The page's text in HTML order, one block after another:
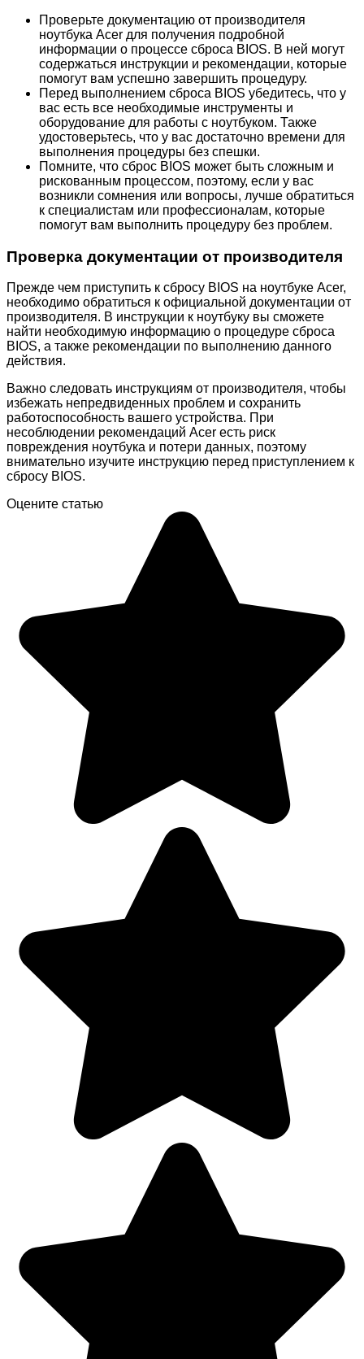
Проверьте документацию от производителя
ноутбука Acer для получения подробной
информации о процессе сброса BIOS. В ней могут
содержаться инструкции и рекомендации, которые
помогут вам успешно завершить процедуру.
Перед выполнением сброса BIOS убедитесь, что у
вас есть все необходимые инструменты и
оборудование для работы с ноутбуком. Также
удостоверьтесь, что у вас достаточно времени для
выполнения процедуры без спешки.
Помните, что сброс BIOS может быть сложным и
рискованным процессом, поэтому, если у вас
возникли сомнения или вопросы, лучше обратиться
к специалистам или профессионалам, которые
помогут вам выполнить процедуру без проблем.
Проверка документации от производителя
Прежде чем приступить к сбросу BIOS на ноутбуке Acer,
необходимо обратиться к официальной документации от
производителя. В инструкции к ноутбуку вы сможете
найти необходимую информацию о процедуре сброса
BIOS, а также рекомендации по выполнению данного
действия.
Важно следовать инструкциям от производителя, чтобы
избежать непредвиденных проблем и сохранить
работоспособность вашего устройства. При
несоблюдении рекомендаций Acer есть риск
повреждения ноутбука и потери данных, поэтому
внимательно изучите инструкцию перед приступлением к
сбросу BIOS.
Оцените статью